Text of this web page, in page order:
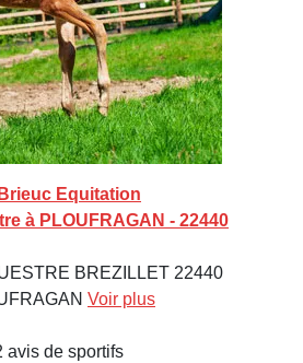
Equitation
à PLOUFRAGAN - 22440
BREZILLET 22440
Voir plus
avis de sportifs